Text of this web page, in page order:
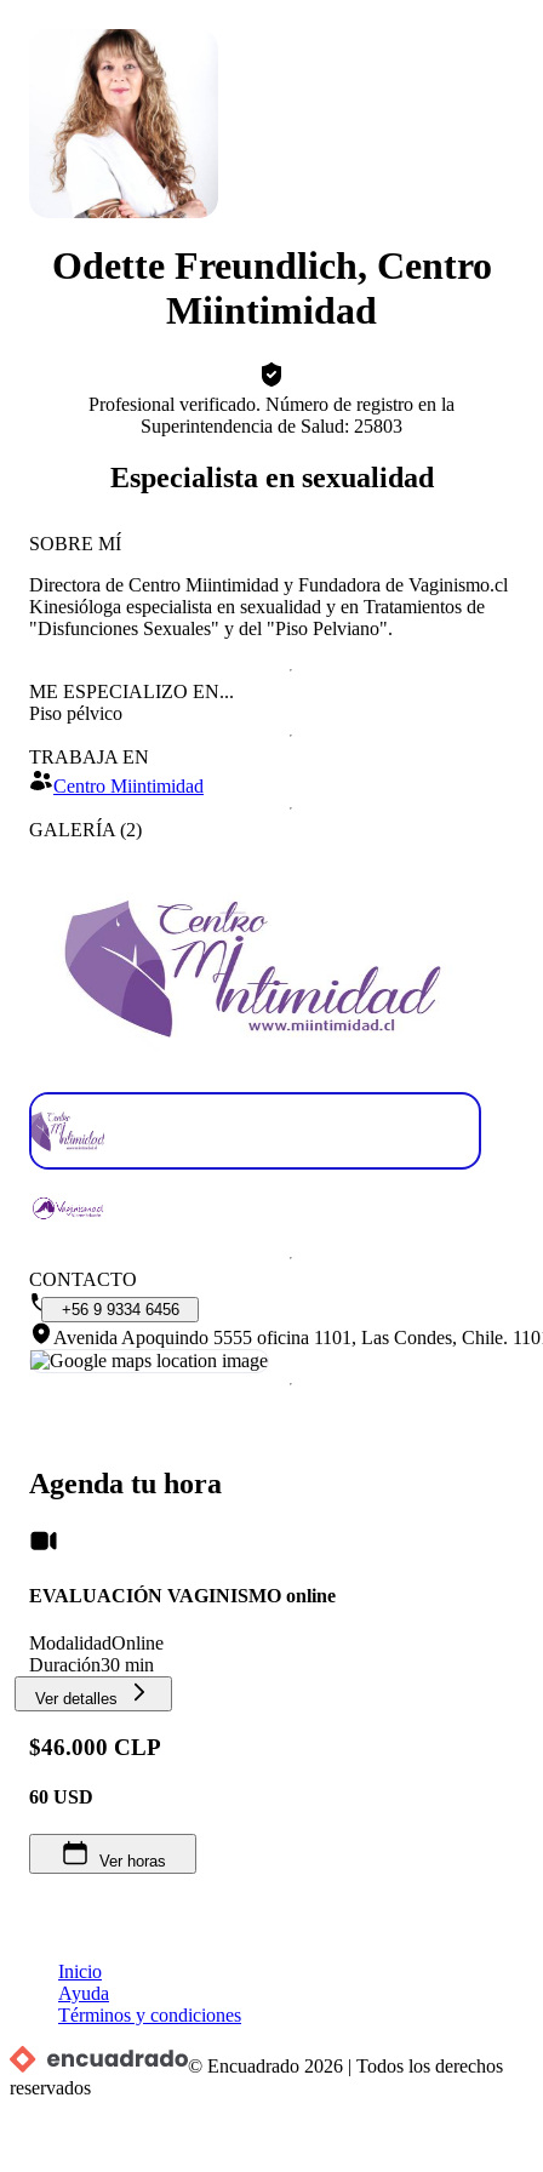
Odette Freundlich, Centro
Miintimidad
Profesional verificado. Número de registro en la
Superintendencia de Salud: 25803
Especialista en sexualidad
Agenda tu hora
EVALUACIÓN VAGINISMO online
ModalidadOnline
Duración30 min
Ver detalles
$46.000 CLP
60 USD
Ver horas
SOBRE MÍ
Directora de Centro Miintimidad y Fundadora de Vaginismo.cl
Kinesióloga especialista en sexualidad y en Tratamientos de
"Disfunciones Sexuales" y del "Piso Pelviano".
ME ESPECIALIZO EN...
Piso pélvico
TRABAJA EN
Centro Miintimidad
GALERÍA (2)
CONTACTO
+56 9 9334 6456
Avenida Apoquindo 5555 oficina 1101, Las Condes, Chile.
Inicio
Ayuda
Términos y condiciones
© Encuadrado 2026 |Todos los derechos
reservados